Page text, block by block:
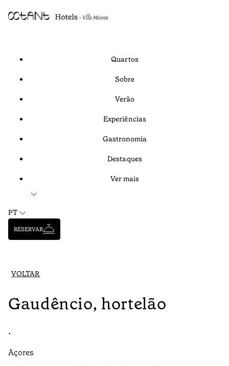
Quartos
Sobre
Verão
Experiências
Gastronomia
Destaques
Ver mais
PT
RESERVAR
VOLTAR
Gaudêncio, hortelão
•
Açores